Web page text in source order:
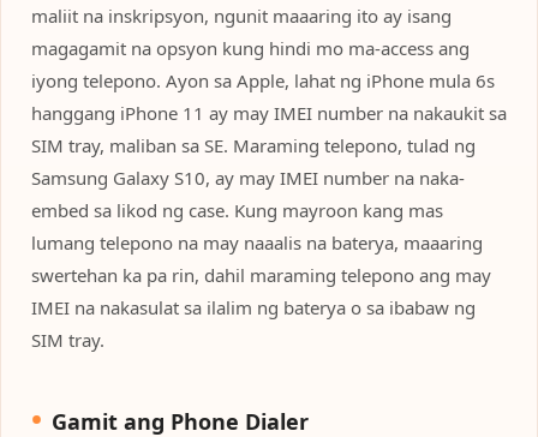
maliit na inskripsyon, ngunit maaaring ito ay isang
magagamit na opsyon kung hindi mo ma-access ang
iyong telepono. Ayon sa Apple, lahat ng iPhone mula 6s
hanggang iPhone 11 ay may IMEI number na nakaukit sa
SIM tray, maliban sa SE. Maraming telepono, tulad ng
Samsung Galaxy S10, ay may IMEI number na naka-
embed sa likod ng case. Kung mayroon kang mas
lumang telepono na may naaalis na baterya, maaaring
swertehan ka pa rin, dahil maraming telepono ang may
IMEI na nakasulat sa ilalim ng baterya o sa ibabaw ng
SIM tray.
Gamit ang Phone Dialer